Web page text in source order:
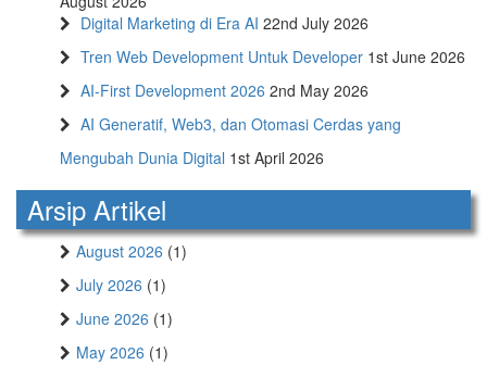
Digital Marketing di Era AI 22nd July 2026
Tren Web Development Untuk Developer 1st June 2026
AI-First Development 2026 2nd May 2026
AI Generatif, Web3, dan Otomasi Cerdas yang
Mengubah Dunia Digital 1st April 2026
Arsip Artikel
August 2026 (1)
July 2026 (1)
June 2026 (1)
May 2026 (1)